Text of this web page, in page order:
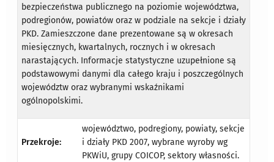
bezpieczeństwa publicznego na poziomie województwa,
podregionów, powiatów oraz w podziale na sekcje i działy
PKD. Zamieszczone dane prezentowane są w okresach
miesięcznych, kwartalnych, rocznych i w okresach
narastających. Informacje statystyczne uzupełnione są
podstawowymi danymi dla całego kraju i poszczególnych
województw oraz wybranymi wskaźnikami
ogólnopolskimi.
Przekroje:
województwo, podregiony, powiaty, sekcje
i działy PKD 2007, wybrane wyroby wg
PKWiU, grupy COICOP, sektory własności.